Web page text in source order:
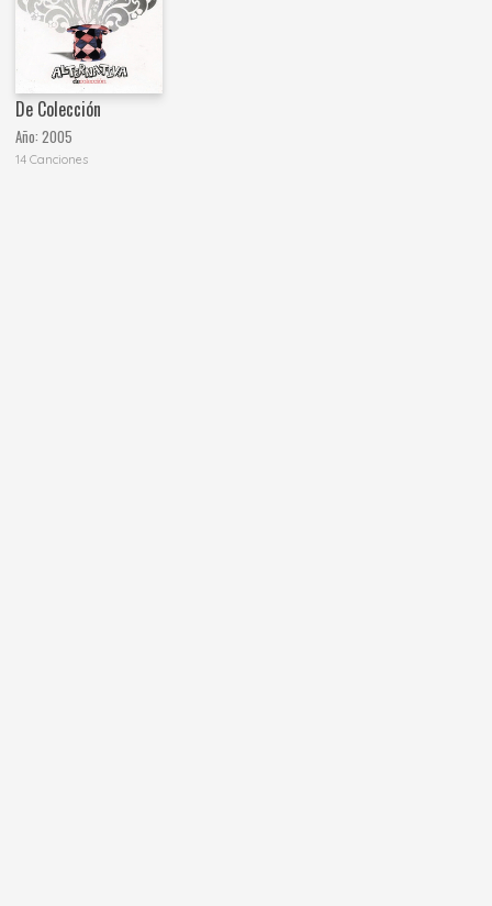
De Colección
Año:2005
14 Canciones